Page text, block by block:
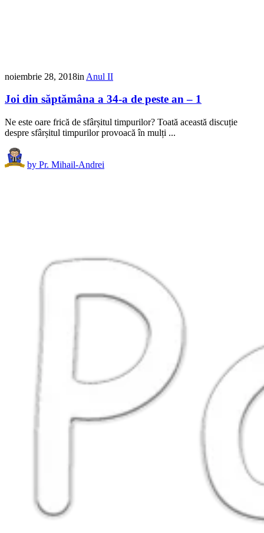
noiembrie 28, 2018in Anul II
Joi din săptămâna a 34-a de peste an – 1
Ne este oare frică de sfârșitul timpurilor? Toată această discuție
despre sfârșitul timpurilor provoacă în mulți ...
by Pr. Mihail-Andrei